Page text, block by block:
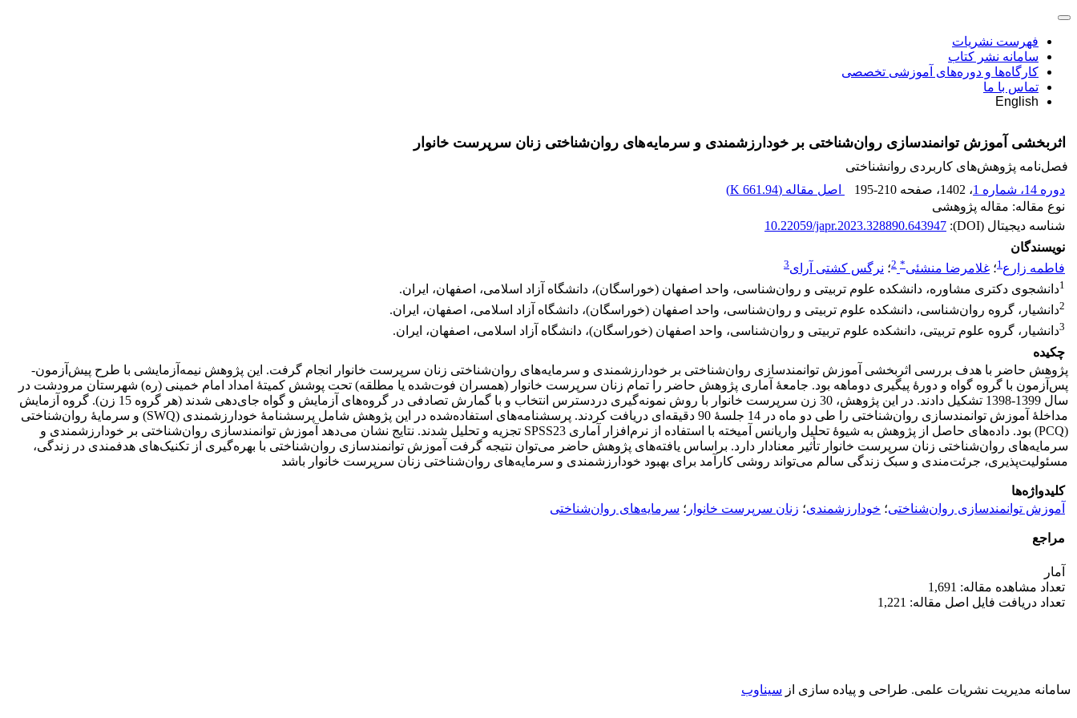
فهرست نشریات
سامانه نشر کتاب
کارگاه‌ها و دوره‌های آموزشی تخصصی
تماس با ما
English
اثربخشی آموزش توانمندسازی روان‌شناختی بر خودارزشمندی و سرمایه‌های روان‌شناختی زنان سرپرست خانوار
فصل‌نامه پژوهش‌های کاربردی روانشناختی
دوره 14، شماره 1
، 1402 ، صفحه 195-210 اصل مقاله (661.94 K
)
نوع مقاله: مقاله پژوهشی
شناسه دیجیتال (DOI):
10.22059/japr.2023.328890.643947
نویسندگان
فاطمه زارع1؛ غلامرضا منشئی*
2؛ نرگس کشتی آرای3
1دانشجوی دکتری مشاوره، دانشکده علوم تربیتی و روان‌شناسی، واحد اصفهان (خوراسگان)، دانشگاه آزاد اسلامی، اصفهان، ایران.
2دانشیار، گروه روان‌شناسی، دانشکده علوم تربیتی و روان‌شناسی، واحد اصفهان (خوراسگان)، دانشگاه آزاد اسلامی، اصفهان، ایران.
3دانشیار، گروه علوم تربیتی، دانشکده علوم تربیتی و روان‌شناسی، واحد اصفهان (خوراسگان)، دانشگاه آزاد اسلامی، اصفهان، ایران.
چکیده
پژوهش حاضر با هدف بررسی اثربخشی آموزش توانمندسازی روان‌شناختی بر خودارزشمندی و سرمایه‌های روان‌شناختی زنان سرپرست خانوار انجام گرفت. این پژوهش نیمه‌آزمایشی با طرح پیش‌آزمون-
پس‌آزمون با گروه گواه و دورۀ پیگیری دوماهه بود. جامعۀ آماری پژوهش حاضر را تمام زنان سرپرست خانوار (همسران فوت‌شده یا مطلقه) تحت پوشش کمیتۀ امداد امام خمینی (ره) شهرستان مرودشت در
سال 1399-1398 تشکیل دادند. در این پژوهش، 30 زن سرپرست خانوار با روش نمونه‌گیری دردسترس انتخاب و با گمارش تصادفی در گروه‌های آزمایش و گواه جای‌دهی شدند (هر گروه 15 زن). گروه آزمایش
مداخلۀ آموزش توانمندسازی روان‌شناختی را طی دو ماه در 14 جلسۀ 90 دقیقه‌ای دریافت کردند. پرسشنامه‌های استفاده‌شده در این پژوهش شامل پرسشنامۀ خودارزشمندی (SWQ) و سرمایۀ روان‌شناختی
(PCQ) بود. داده‌های حاصل از پژوهش به شیوۀ تحلیل واریانس آمیخته با استفاده از نرم‌افزار آماری SPSS23 تجزیه و تحلیل شدند. نتایج نشان می‌دهد آموزش توانمندسازی روان‌شناختی بر خودارزشمندی و
سرمایه‌های روان‌شناختی زنان سرپرست خانوار تأثیر معنادار دارد. براساس یافته‌های پژوهش حاضر می‌توان نتیجه گرفت آموزش توانمندسازی روان‌شناختی با بهره‌گیری از تکنیک‌های هدفمندی در زندگی،
مسئولیت‌پذیری، جرئت‌مندی و سبک زندگی سالم می‌تواند روشی کارآمد برای بهبود خودارزشمندی و سرمایه‌های روان‌شناختی زنان سرپرست خانوار باشد
کلیدواژه‌ها
آموزش توانمندسازی روان‌شناختی؛ خودارزشمندی؛ زنان سرپرست خانوار ؛ سرمایه‌های روان‌شناختی
مراجع
آمار
تعداد مشاهده مقاله: 1,691
تعداد دریافت فایل اصل مقاله: 1,221
سامانه مدیریت نشریات علمی. طراحی و پیاده سازی از سیناوب